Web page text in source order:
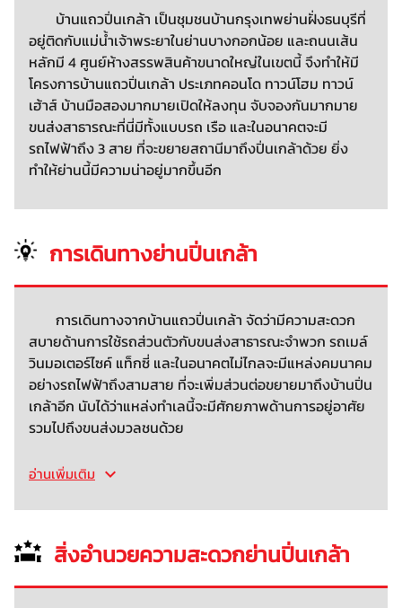
บ้านแถวปิ่นเกล้า เป็นชุมชนบ้านกรุงเทพย่านฝั่งธนบุรีที่
อยู่ติดกับแม่น้ำเจ้าพระยาในย่านบางกอกน้อย และถนนเส้น
หลักมี 4 ศูนย์ห้างสรรพสินค้าขนาดใหญ่ในเขตนี้ จึงทำให้มี
โครงการบ้านแถวปิ่นเกล้า ประเภทคอนโด ทาวน์โฮม ทาวน์
เฮ้าส์ บ้านมือสองมากมายเปิดให้ลงทุน จับจองกันมากมาย
ขนส่งสาธารณะที่นี่มีทั้งแบบรถ เรือ และในอนาคตจะมี
รถไฟฟ้าถึง 3 สาย ที่จะขยายสถานีมาถึงปิ่นเกล้าด้วย ยิ่ง
ทำให้ย่านนี้มีความน่าอยู่มากขึ้นอีก
การเดินทางย่านปิ่นเกล้า
การเดินทางจากบ้านแถวปิ่นเกล้า จัดว่ามีความสะดวก
สบายด้านการใช้รถส่วนตัวกับขนส่งสาธารณะจำพวก รถเมล์
วินมอเตอร์ไซค์ แท็กซี่ และในอนาคตไม่ไกลจะมีแหล่งคมนาคม
อย่างรถไฟฟ้าถึงสามสาย ที่จะเพิ่มส่วนต่อขยายมาถึงบ้านปิ่น
เกล้าอีก นับได้ว่าแหล่งทำเลนี้จะมีศักยภาพด้านการอยู่อาศัย
รวมไปถึงขนส่งมวลชนด้วย
อ่านเพิ่มเติม
สิ่งอำนวยความสะดวกย่านปิ่นเกล้า